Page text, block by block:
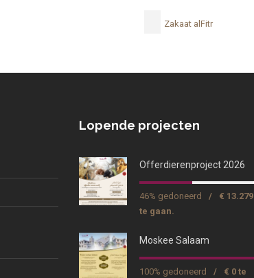
Zakaat alFitr
Lopende projecten
Offerdierenproject 2026
46% gedoneerd /
€ 13.279
te gaan.
Moskee Salaam
100% gedoneerd /
€ 0 te